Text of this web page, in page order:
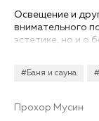
#Баня и сауна
Освещение и
внимательного
эстетике, но и о
бане,
Давайте
Прохор Мусин